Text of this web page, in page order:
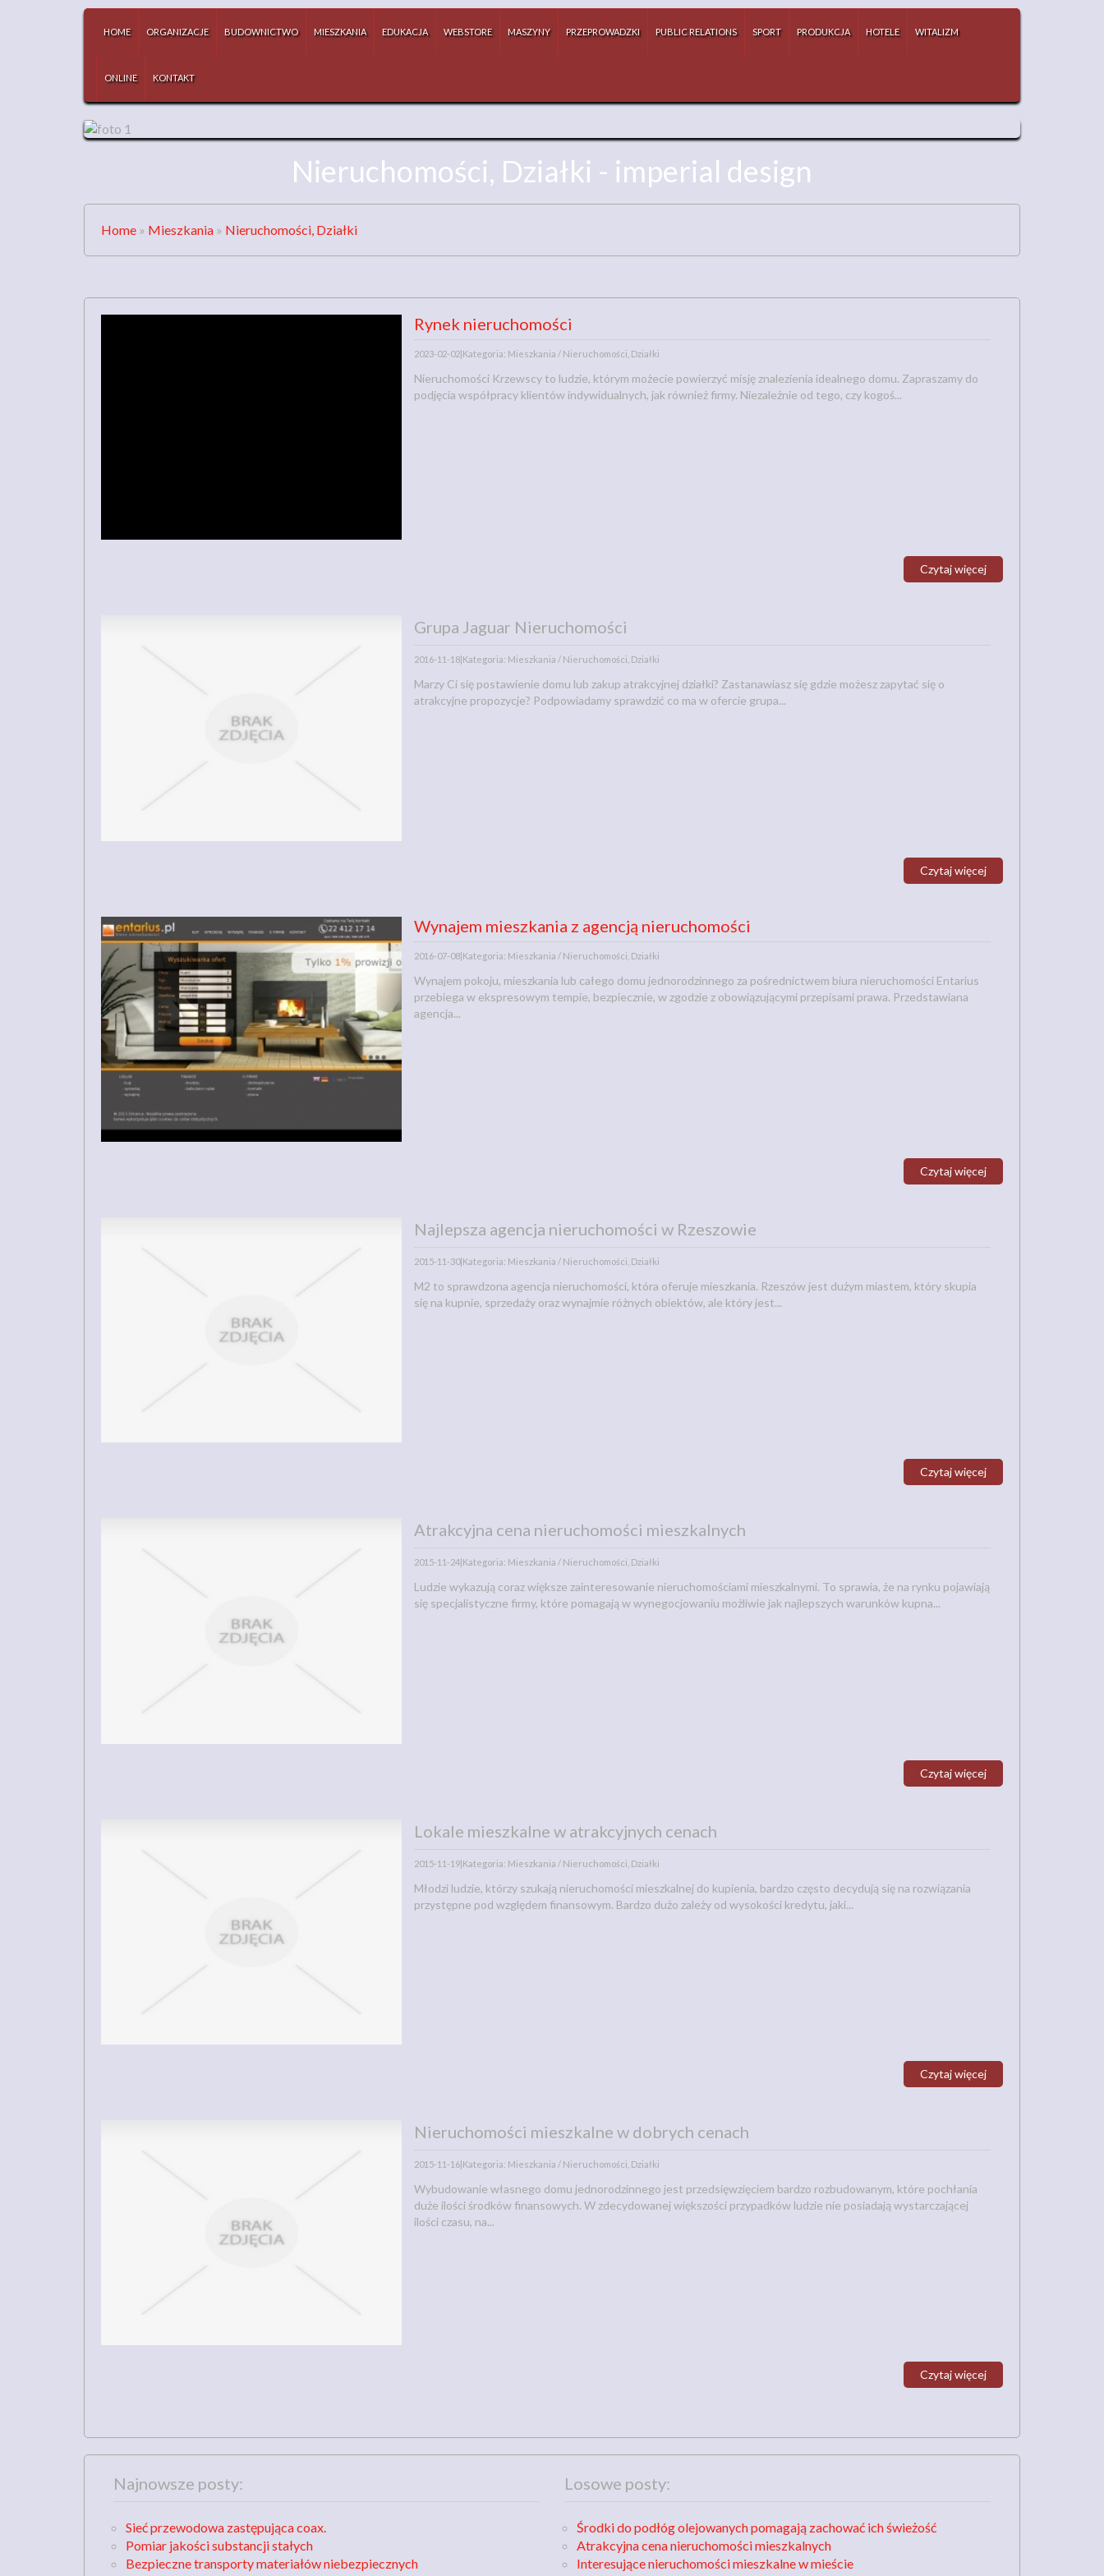
HOME ORGANIZACJE BUDOWNICTWO MIESZKANIA EDUKACJA WEBSTORE MASZYNY PRZEPROWADZKI PUBLIC RELATIONS SPORT PRODUKCJA HOTELE WITALIZM
ONLINE KONTAKT
Nieruchomości, Działki - imperial design
Home » Mieszkania » Nieruchomości, Działki
Rynek nieruchomości
2023-02-02|Kategoria: Mieszkania / Nieruchomości, Działki
Nieruchomości Krzewscy to ludzie, którym możecie powierzyć misję znalezienia idealnego domu. Zapraszamy do
podjęcia współpracy klientów indywidualnych, jak również firmy. Niezależnie od tego, czy kogoś...
Czytaj więcej
Grupa Jaguar Nieruchomości
2016-11-18 Kategoria: Mieszkania / Nieruchomości, Działki
Marzy Ci się postawienie domu lub zakup atrakcyjnej działki? Zastanawiasz się gdzie możesz zapytać się o
atrakcyjne propozycje? Podpowiadamy sprawdzić co ma w ofercie grupa...
Czytaj więcej
Wynajem mieszkania z agencją nieruchomości
2016-07-08|Kategoria: Mieszkania / Nieruchomości, Działki
Wynajem pokoju, mieszkania lub całego domu jednorodzinnego za pośrednictwem biura nieruchomości Entarius
przebiega w ekspresowym tempie, bezpiecznie, w zgodzie z obowiązującymi przepisami prawa. Przedstawiana
agencja...
Czytaj więcej
Najlepsza agencja nieruchomości w Rzeszowie
2015-11-30| Kategoria: Mieszkania / Nieruchomości, Działki
M2 to sprawdzona agencja nieruchomości, która oferuje mieszkania. Rzeszów jest dużym miastem, który skupia
się na kupnie, sprzedaży oraz wynajmie różnych obiektów, ale który jest...
Czytaj więcej
Atrakcyjna cena nieruchomości mieszkalnych
2015-11-24 Kategoria: Mieszkania / Nieruchomości, Działki
Ludzie wykazują coraz większe zainteresowanie nieruchomościami mieszkalnymi. To sprawia, że na rynku pojawiają
się specjalistyczne firmy, które pomagają w wynegocjowaniu możliwie jak najlepszych warunków kupna...
Czytaj więcej
Lokale mieszkalne w atrakcyjnych cenach
2015-11-19|Kategoria: Mieszkania / Nieruchomości, Działki
Młodzi ludzie, którzy szukają nieruchomości mieszkalnej do kupienia, bardzo często decydują się na rozwiązania
przystępne pod względem finansowym. Bardzo dużo zależy od wysokości kredytu, jaki...
Czytaj więcej
Nieruchomości mieszkalne w dobrych cenach
2015-11-16|Kategoria: Mieszkania / Nieruchomości, Działki
Wybudowanie własnego domu jednorodzinnego jest przedsięwzięciem bardzo rozbudowanym, które pochłania
duże ilości środków finansowych. W zdecydowanej większości przypadków ludzie nie posiadają wystarczającej
ilości czasu, na...
Czytaj więcej
Najnowsze posty:
Sieć przewodowa zastępująca coax.
Pomiar jakości substancji stałych
Bezpieczne transporty materiałów niebezpiecznych
Losowe posty:
Środki do podłóg olejowanych pomagają zachować ich świeżość
Atrakcyjna cena nieruchomości mieszkalnych
Interesujące nieruchomości mieszkalne w mieście